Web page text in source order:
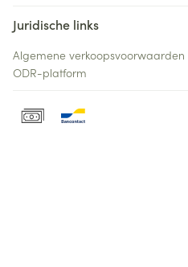
Juridische links
Algemene verkoopsvoorwaarden
ODR-platform